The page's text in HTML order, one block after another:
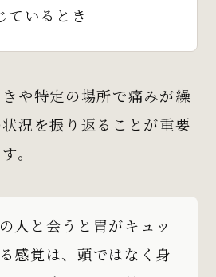
ているとき
や特定の場所で痛みが繰
況を振り返ることが重要
。
人と会うと胃がキュッ
感覚は、頭ではなく身